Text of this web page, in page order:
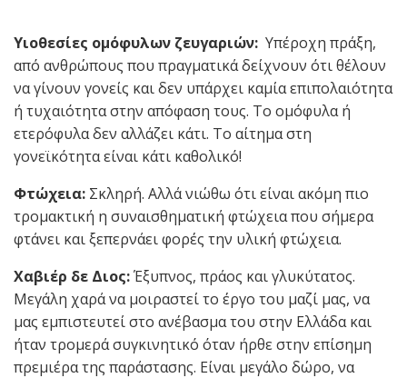
Υιοθεσίες ομόφυλων ζευγαριών: Υπέροχη πράξη,
από ανθρώπους που πραγματικά δείχνουν ότι θέλουν
να γίνουν γονείς και δεν υπάρχει καμία επιπολαιότητα
ή τυχαιότητα στην απόφαση τους. Το ομόφυλα ή
ετερόφυλα δεν αλλάζει κάτι. Το αίτημα στη
γονεϊκότητα είναι κάτι καθολικό!
Φτώχεια: Σκληρή. Αλλά νιώθω ότι είναι ακόμη πιο
τρομακτική η συναισθηματική φτώχεια που σήμερα
φτάνει και ξεπερνάει φορές την υλική φτώχεια.
Χαβιέρ δε Διος:Έξυπνος, πράος και γλυκύτατος.
Μεγάλη χαρά να μοιραστεί το έργο του μαζί μας, να
μας εμπιστευτεί στο ανέβασμα του στην Ελλάδα και
ήταν τρομερά συγκινητικό όταν ήρθε στην επίσημη
πρεμιέρα της παράστασης. Είναι μεγάλο δώρο, να